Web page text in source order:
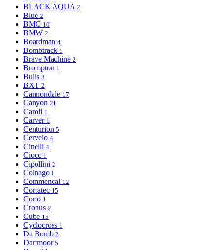
BLACK AQUA 2
Blue 2
BMC 10
BMW 2
Boardman 4
Bombtrack 1
Brave Machine 2
Brompton 1
Bulls 3
BXT 2
Cannondale 17
Canyon 21
Caroli 1
Carver 1
Centurion 5
Cervelo 4
Cinelli 4
Ciocc 1
Cipollini 2
Colnago 8
Commencal 12
Corratec 15
Corto 1
Cronus 2
Cube 15
Cyclocross 1
Da Bomb 2
Dartmoor 5